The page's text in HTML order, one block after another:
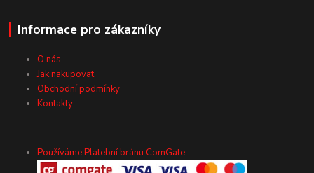
Informace pro zákazníky
O nás
Jak nakupovat
Obchodní podmínky
Kontakty
Používáme Platební bránu ComGate